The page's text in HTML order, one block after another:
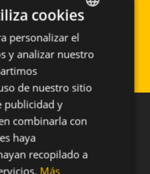
(España)
SPANISH
ENGLISH
cookies
personalizar el
y analizar nuestro
de nuestro sitio
publicidad y
combinarla con
haya
recopilado a
Más